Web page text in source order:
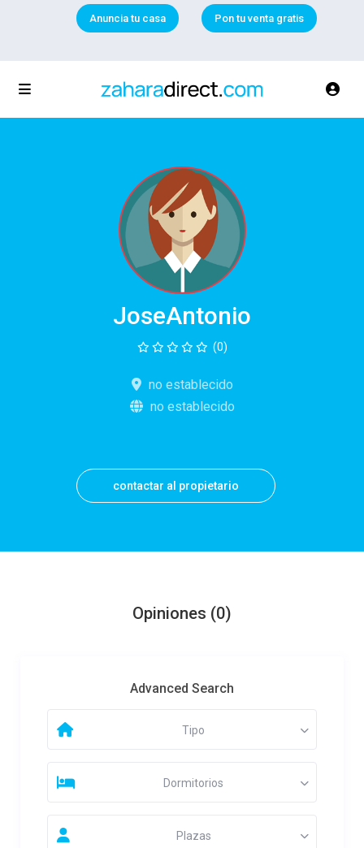
Anuncia tu casa Pon tu venta gratis
JoseAntonio
(0)
no establecido
no establecido
contactar al propietario
Opiniones (0)
Advanced Search
Tipo
Dormitorios
Plazas